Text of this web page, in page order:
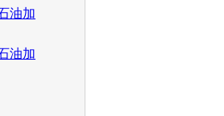
油加
油加